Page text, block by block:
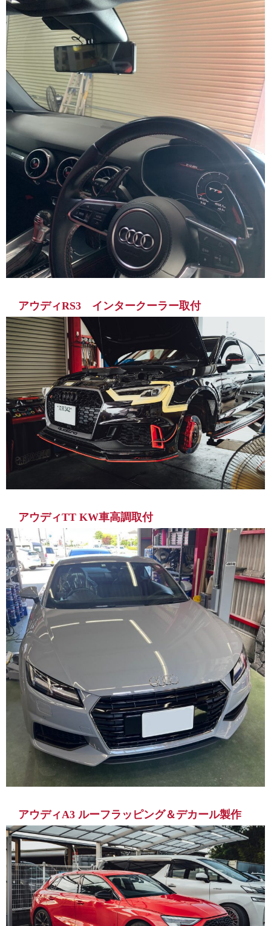
アウディRS3 インタークーラー取付
アウディTT KW車高調取付
アウディA3 ルーフラッピング＆デカール製作